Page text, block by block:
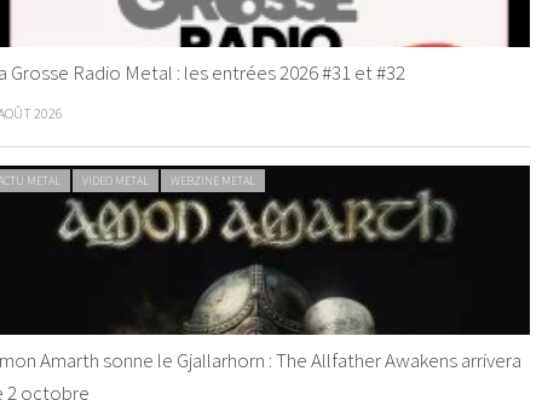
Grosse Radio Metal : les entrées 2026 #31 et #32
2026
METAL VIDEO METAL WEBZINE METAL
Amarth sonne le Gjallarhorn : The Allfather Awakens arrivera
2 octobre